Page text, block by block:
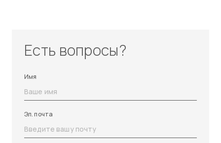
Есть вопросы?
Имя
Эл. почта